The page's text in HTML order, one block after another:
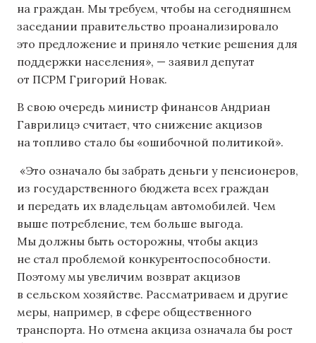
на граждан. Мы требуем, чтобы на сегодняшнем
заседании правительство проанализировало
это предложение и приняло четкие решения для
поддержки населения», — заявил депутат
от ПСРМ Григорий Новак.
В свою очередь министр финансов Андриан
Гаврилицэ считает, что снижение акцизов
на топливо стало бы «ошибочной политикой».
«Это означало бы забрать деньги у пенсионеров,
из государственного бюджета всех граждан
и передать их владельцам автомобилей. Чем
выше потребление, тем больше выгода.
Мы должны быть осторожны, чтобы акциз
не стал проблемой конкурентоспособности.
Поэтому мы увеличим возврат акцизов
в сельском хозяйстве. Рассматриваем и другие
меры, например, в сфере общественного
транспорта. Но отмена акциза означала бы рост